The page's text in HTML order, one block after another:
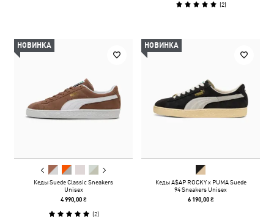
(2)
НОВИНКА
Кеды Suede Classic Sneakers
Unisex
4 990,00 ₴
(2)
НОВИНКА
Кеды A$AP ROCKY x PUMA Suede
94 Sneakers Unisex
6 190,00 ₴